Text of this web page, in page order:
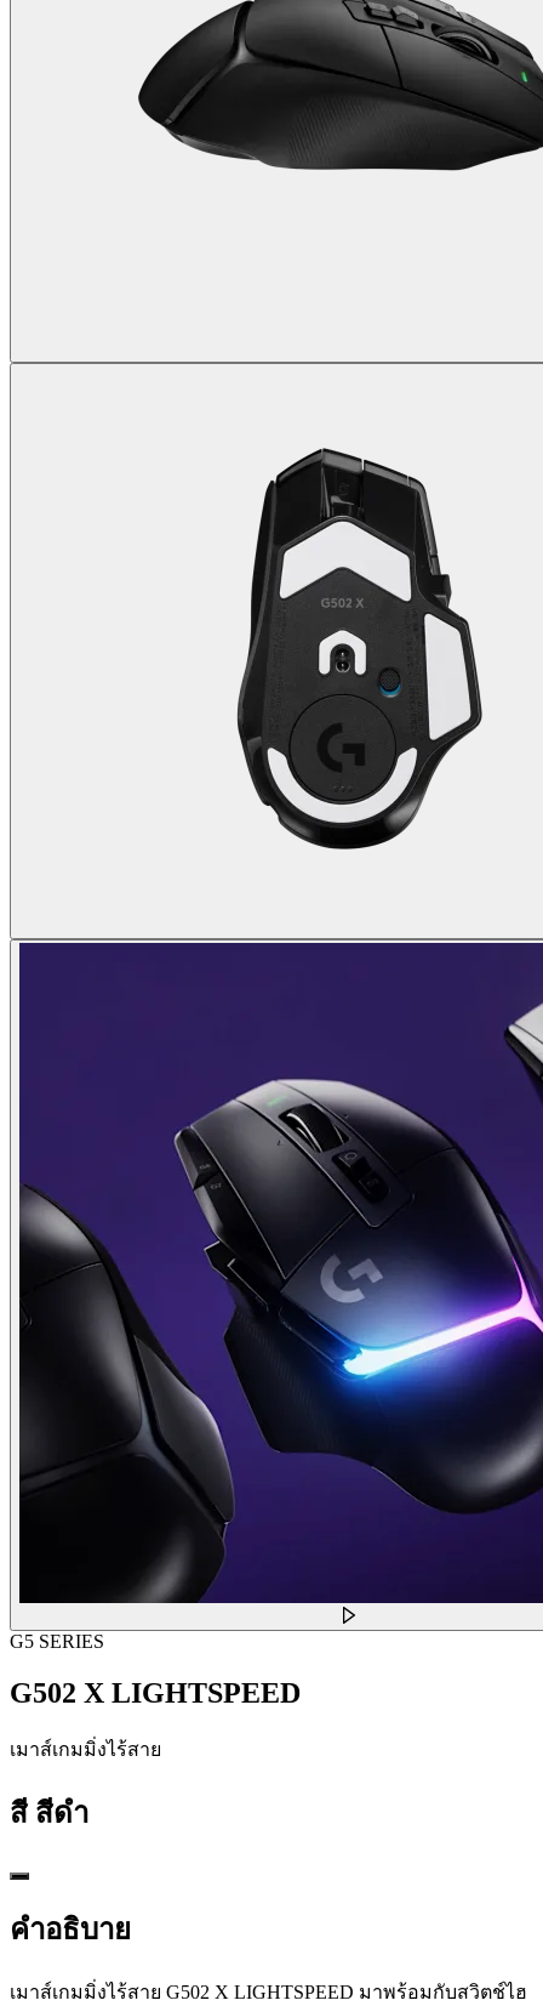
G5 SERIES
G502 X LIGHTSPEED
เมาส์เกมมิ่งไร้สาย
สี สีดำ
คำอธิบาย
เมาส์เกมมิ่งไร้สาย G502 X LIGHTSPEED มาพร้อมกับสวิตช์ไฮ